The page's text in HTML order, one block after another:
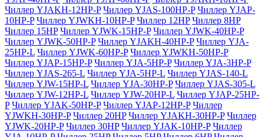
Чиллер YJAKH-12HP-P Чиллер YJAS-100HP-P Чиллер YJAP-
10HP-P Чиллер YJWKH-10HP-P Чиллер 12HP Чиллер 8HP
Чиллер 15HP Чиллер YJWK-15HP-P Чиллер YJWK-40HP-P
Чиллер YJWK-50HP-P Чиллер YJAKH-40HP-P Чиллер YJA-
25HP-L Чиллер YJWK-60HP-P Чиллер YJWKH-50HP-P
Чиллер YJAP-15HP-P Чиллер YJA-5HP-P Чиллер YJA-3HP-P
Чиллер YJAS-265-L Чиллер YJA-5HP-L Чиллер YJAS-140-L
Чиллер YJW-15HP-L Чиллер YJA-30HP-P Чиллер YJAS-305-L
Чиллер YJW-12HP-L Чиллер YJW-20HP-L Чиллер YJAP-25HP-
P Чиллер YJAK-50HP-P Чиллер YJAP-12HP-P Чиллер
YJWKH-30HP-P Чиллер 20HP Чиллер YJAKH-30HP-P Чиллер
YJWK-20HP-P Чиллер 30HP Чиллер YJAK-10HP-P Чиллер